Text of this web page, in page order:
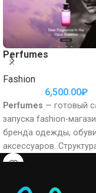
Perfumes
Fashion
6,500.00₽
Perfumes — готовый
запуска fashion-
бренда одежды,
аксессуаров.
визуальная подача и
блоки уже собраны,